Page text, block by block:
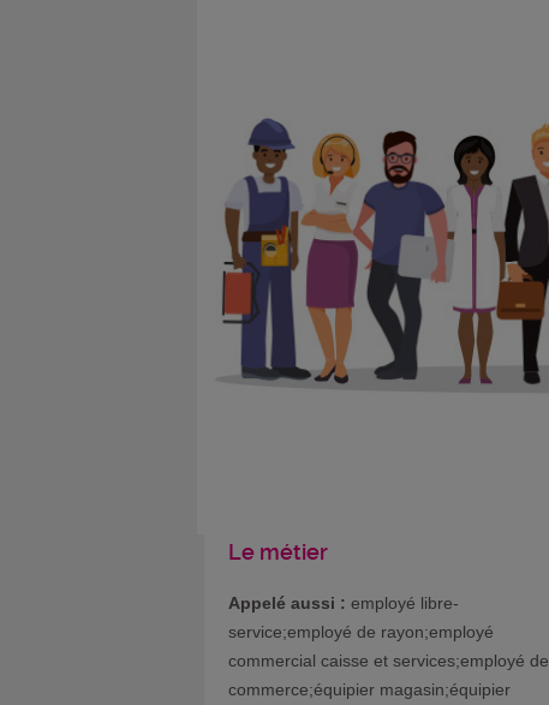
Le métier
Appelé aussi : employé libre-
service;employé de rayon;employé
commercial caisse et services;employé de
commerce;équipier magasin;équipier